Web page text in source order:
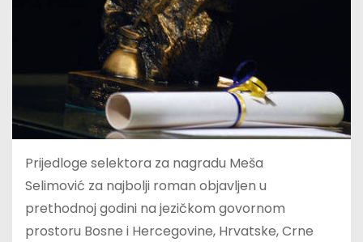
Prijedloge selektora za nagradu Meša
Selimović za najbolji roman objavljen u
prethodnoj godini na jezičkom govornom
prostoru Bosne i Hercegovine, Hrvatske, Crne